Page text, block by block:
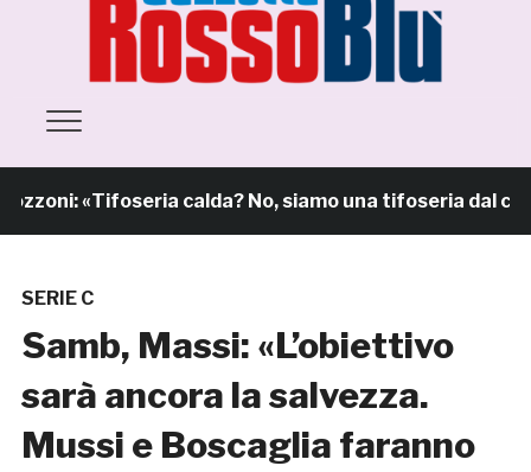
«Tifoseria calda? No, siamo una tifoseria dal cuore
SERIE C
Samb, Massi: «L’obiettivo
sarà ancora la salvezza.
Mussi e Boscaglia faranno